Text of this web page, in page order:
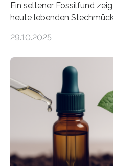
Ein seltener Fossilfund
heute lebenden
Forschende die bisher
Region Kachin in Myanmar
ausgezeichnetem Zustand
Art einer neuen Gattung
nun den Namen
fossile Nachweis einer
stellt gleichzeitig den
Mückenlarve aus dem
29.10.2025